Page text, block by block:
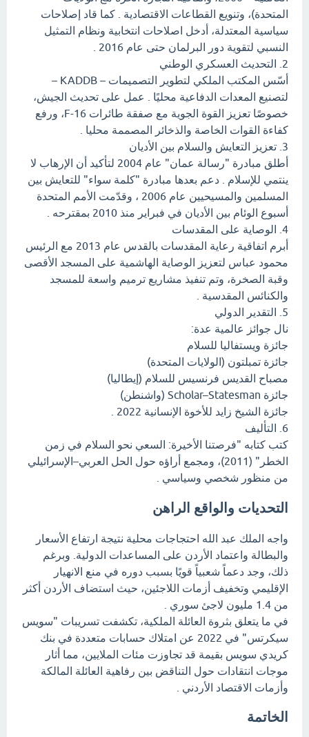
المتحدة)، وتنويع القطاعات الاقتصادية . كما قاد إصلاحات
سياسية المعتدلة، أدخل اصلاحات انتخابية ونظام التمثيل
النسبي لتقوية دور البرلمان حتى عام 2016 .
2. التحديث العسكري الوطني
أسّس المكتب الملكي لتطوير التصميمات – KADDB –
لتصنيع المعدات الدفاعية محليًا . عمل على تحديث الجيش،
خصوصًا تعزيز القوة الجوية مع صفقة طائرات F-16، ورفع
كفاءة القوات الخاصة والذخائر المصممة محليا .
3. تعزيز التعايش والسلام بين الأديان
أطلق مبادرة "رسالة عمان" عام 2004 لتأكيد أن الإرهاب لا
ينتمي للإسلام . دعم بعدها مبادرة "كلمة سواء" للتعايش بين
المسلمين والمسيحيين عام 2006 ، وقدّمت الأمم المتحدة
أسبوع الوئام بين الأديان في فبراير منذ 2010 بمقترحه .
4. الوصاية على المقدسات
أبرم اتفاقية رعاية المقدسات بالقدس عام 2013 مع الرئيس
محمود عباس لتعزيز الوصاية الهاشمية على المسجد الأقصى
وقبة الصخرة، وتم تنفيذ مشاريع ترميم واسعة للمسجد
والكنائس المقدسية .
5. التقدير الدولي
نال جوائز عالمية عدة:
جائزة ويستفاليا للسلام
جائزة تمبلتون (الولايات المتحدة)
مصباح القديس فرنسيس للسلام (إيطاليا)
جائزة Scholar–Statesman (واشنطن)
جائزة الشيخ زايد للأخوة الإنسانية 2022 .
6. التأليف
كتب كتابه "فرصتنا الأخيرة: السعي نحو السلام في زمن
الخطر" (2011)، ومجمع أراؤه حول الحل العربي–الإسرائيلي
من منظور شخصي وسياسي .
التحديات والواقع الراهن
واجه الملك عبد الله احتجاجات محلية نتيجة ارتفاع الأسعار
والبطالة واعتماد الأردن على المساعدات الدولية. وبرغم
ذلك، وجد دعماً شعبياً قويًا بسبب دوره في منع الانهيار
الإقليمي وتخفيف أزمات اللاجئين، حيث استضاف الأردن أكثر
من 1.4 مليون لاجئ سوري .
في ما يتعلق بثروة العائلة الملكية، تكشفت تسريبات "سويس
سيكرتس" في 2022 عن امتلاك حسابات متعددة في بنك
كريدي سويس بقيمة قد تجاوزت مئات الملايين، مما أثار
موجات انتقادات حول التناقض بين رفاهية العائلة المالكة
وأزمات الاقتصاد الأردني .
الخاتمة